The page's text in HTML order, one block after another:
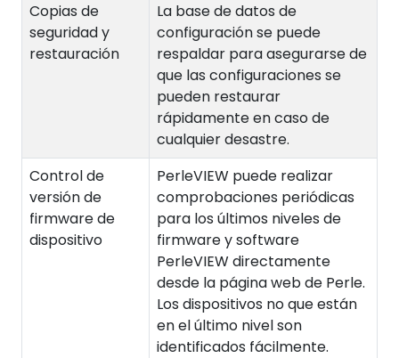
Copias de
seguridad y
restauración
La base de datos de
configuración se puede
respaldar para asegurarse de
que las configuraciones se
pueden restaurar
rápidamente en caso de
cualquier desastre.
Control de
versión de
firmware de
dispositivo
PerleVIEW puede realizar
comprobaciones periódicas
para los últimos niveles de
firmware y software
PerleVIEW directamente
desde la página web de Perle.
Los dispositivos no que están
en el último nivel son
identificados fácilmente.